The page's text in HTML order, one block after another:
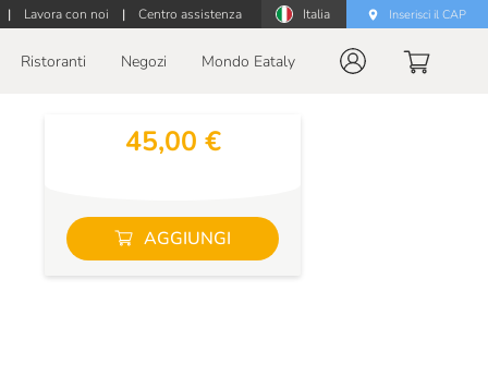
| Lavora con noi | Centro assistenza Italia Inserisci il CAP
Ristoranti Negozi Mondo Eataly
45,00 €
AGGIUNGI